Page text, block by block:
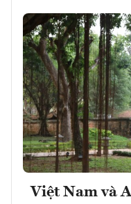
Việt Nam và